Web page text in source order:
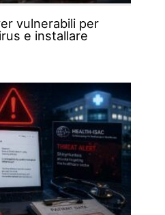
vulnerabili per
e installare